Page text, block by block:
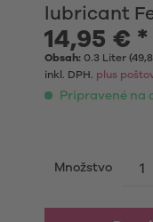
lubricant
14,95 € *
Obsah: 0.3 Liter
inkl. DPH. plus
Pripravené na
Množstvo